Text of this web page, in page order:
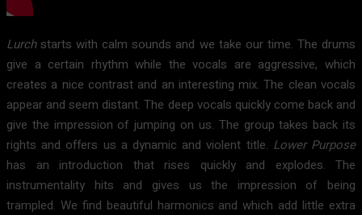
Lurchstarts with calm sounds and we take our time. The drums
give a certain rhythm while the vocals are aggressive, which
creates a nice contrast and an interesting mix. The clean vocals
appear and seem distant. The deep vocals quickly come back and
give the impression of jumping on us. The group takes back its
rights and offers us a dynamic and violent title. Lower Purpose
has an introduction that rises quickly and explodes. The
instrumentality hits and gives us the impression of being
trampled. We find beautiful harmonics and which add little extra